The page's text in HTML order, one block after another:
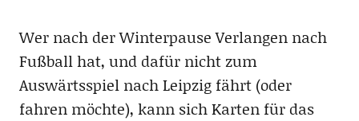
Wer nach der Winterpause Verlangen nach
Fußball hat, und dafür nicht zum
Auswärtsspiel nach Leipzig fährt (oder
fahren möchte), kann sich Karten für das